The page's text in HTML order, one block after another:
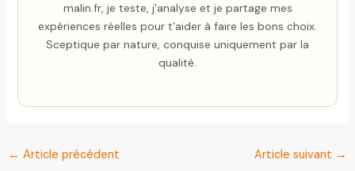
malin.fr, je teste, j'analyse et je partage mes
expériences réelles pour t'aider à faire les bons choix.
Sceptique par nature, conquise uniquement par la
qualité.
← Article précédent Article suivant →